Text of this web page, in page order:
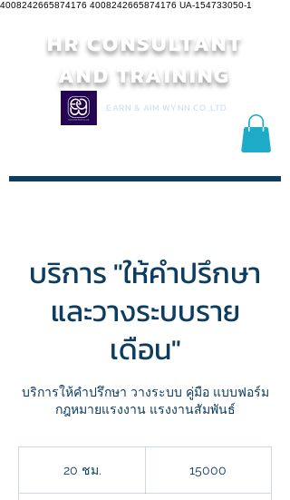
4008242665874176 4008242665874176 UA-154733050-1
HR CONSULTANT
AND TRAINING
EARN & AIM WYNN CO.,LTD.
บริการ "ให้คำปรึกษา
และวางระบบราย
เดือน"
บริการให้คำปรึกษา วางระบบ คู่มือ แบบฟอร์ม
กฎหมายแรงงาน แรงงานสัมพันธ์
20 ชม. 15000